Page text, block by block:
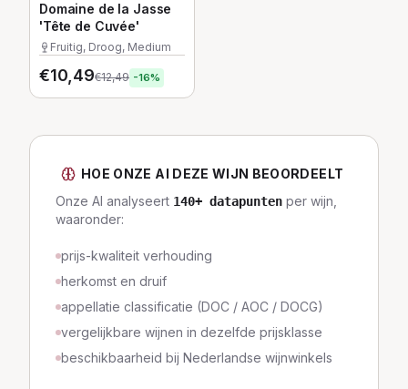
Domaine de la Jasse
'Tête de Cuvée'
Fruitig, Droog, Medium
€10,49€12,49 -16%
HOE ONZE AI DEZE WIJN BEOORDEELT
Onze AI analyseert 140+ datapunten per wijn,
waaronder:
prijs-kwaliteit verhouding
herkomst en druif
appellatie classificatie (DOC / AOC / DOCG)
vergelijkbare wijnen in dezelfde prijsklasse
beschikbaarheid bij Nederlandse wijnwinkels